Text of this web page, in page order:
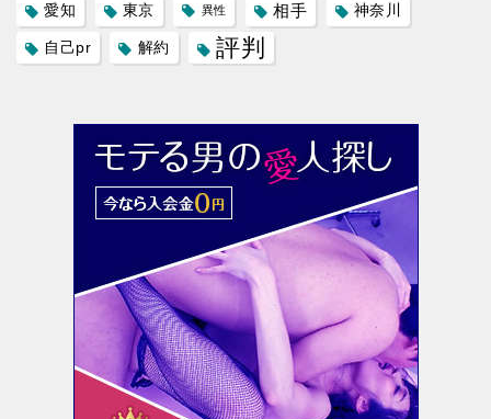
愛知 東京 異性 相手 神奈川
自己pr 解約 評判